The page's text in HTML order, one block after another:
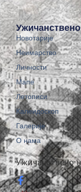
Ужичанствено
Ужичанствено
Новотарије
Неимарство
Личности
Мапе
Летописи
Калеидоскоп
Галерије
О нама